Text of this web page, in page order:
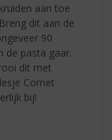
aan toe
dit aan de
90
de pasta gaar.
dit met
Cornet
bij!